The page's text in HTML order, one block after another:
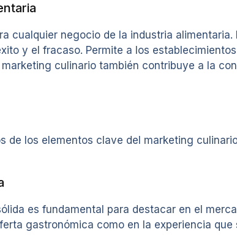
cualquier negocio de la industria
y el fracaso. Permite a los
culinario también contribuye a la
de los elementos clave del marketing
es fundamental para destacar en el
gastronómica como en la experiencia que